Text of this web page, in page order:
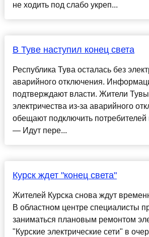
не ходить под слабо укреп...
В Туве наступил конец света
Республика Тува осталась без
аварийного отключения.
подтверждают власти. Жители Тувы
электричества из-за аварийного
обещают подключить потребителей
— Идут пере...
Курск ждет "конец света"
Жителей Курска снова ждут
В областном центре специалисты
заниматься плановым ремонтом
"Курские электрические сети" в